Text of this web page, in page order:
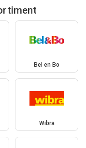
Bel en Bo
Wibra